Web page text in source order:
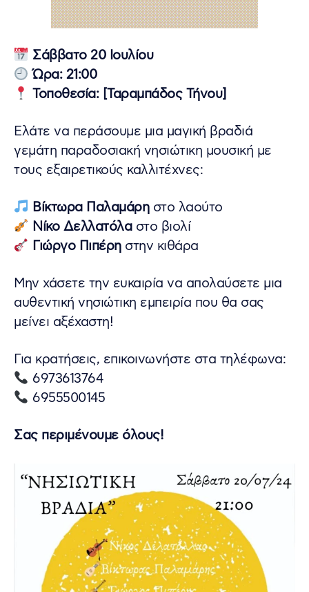
Σάββατο 20 Ιουλίου
Ώρα: 21:00
Τοποθεσία: [Ταραμπάδος Τήνου]
Ελάτε να περάσουμε μια μαγική βραδιά
γεμάτη παραδοσιακή νησιώτικη μουσική με
τους εξαιρετικούς καλλιτέχνες:
Βίκτωρα Παλαμάρηστο λαούτο
Νίκο Δελλατόλαστο βιολί
Γιώργο Πιπέρηστην κιθάρα
Μην χάσετε την ευκαιρία να απολαύσετε μια
αυθεντική νησιώτικη εμπειρία που θα σας
μείνει αξέχαστη!
Για κρατήσεις, επικοινωνήστε στα τηλέφωνα:
6973613764
6955500145
Σας περιμένουμε όλους!